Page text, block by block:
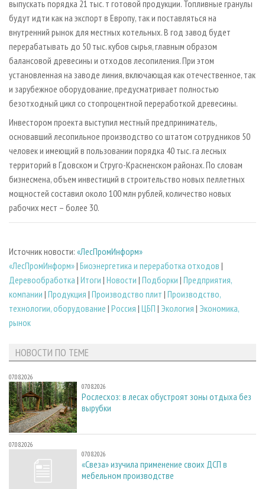
выпускать порядка 21 тыс. т готовой продукции. Топливные гранулы
будут идти как на экспорт в Европу, так и поставляться на
внутренний рынок для местных котельных. В год завод будет
перерабатывать до 50 тыс. кубов сырья, главным образом
балансовой древесины и отходов лесопиления. При этом
установленная на заводе линия, включающая как отечественное, так
и зарубежное оборудование, предусматривает полностью
безотходный цикл со стопроцентной переработкой древесины.
Инвестором проекта выступил местный предприниматель,
основавший лесопильное производство со штатом сотрудников 50
человек и имеющий в пользовании порядка 40 тыс. га лесных
территорий в Гдовском и Струго-Красненском районах. По словам
бизнесмена, объем инвестиций в строительство новых пеллетных
мощностей составил около 100 млн рублей, количество новых
рабочих мест – более 30.
Источник новости: «ЛесПромИнформ»
«ЛесПромИнформ»| Биoэнергетика и переработка отходов |
Деревообработка | Итоги | Новости | Подборки | Предприятия,
компании | Продукция | Производство плит | Производство,
технологии, оборудование | Россия | ЦБП | Экология | Экономика,
рынок
НОВОСТИ ПО ТЕМЕ
07.08.2026
07.08.2026
Рослесхоз: в лесах обустроят зоны отдыха без
вырубки
07.08.2026
07.08.2026
«Свеза» изучила применение своих ДСП в
мебельном производстве